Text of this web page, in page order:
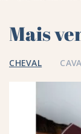
Mais
CHEVAL